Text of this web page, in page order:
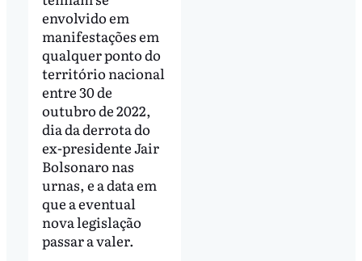
envolvido em
manifestações em
qualquer ponto do
território nacional
entre 30 de
outubro de 2022,
dia da derrota do
ex-presidente Jair
Bolsonaro nas
urnas, e a data em
que a eventual
nova legislação
passar a valer.